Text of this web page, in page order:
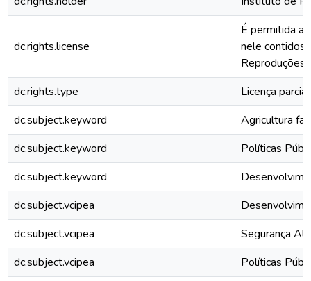
dc.rights.license
É permitida a
nele
Reproduções
dc.rights.type
Licença
dc.subject.keyword
Agricultura
dc.subject.keyword
Políticas
dc.subject.keyword
dc.subject.vcipea
dc.subject.vcipea
Segurança
dc.subject.vcipea
Políticas